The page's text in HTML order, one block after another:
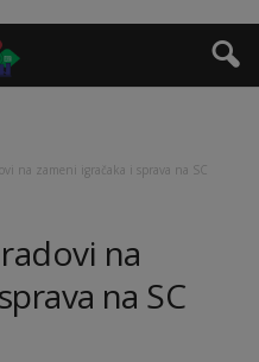
na zameni igračaka i sprava na SC
na
na SC